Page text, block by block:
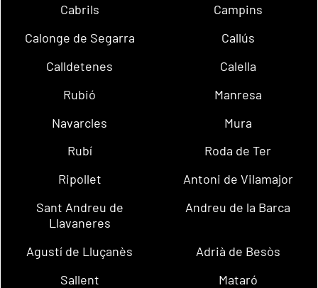
Cabrils
Campins
Calonge de Segarra
Callús
Calldetenes
Calella
Rubió
Manresa
Navarcles
Mura
Rubí
Roda de Ter
Ripollet
Antoni de Vilamajor
Sant Andreu de
Llavaneres
Andreu de la Barca
Agustí de Lluçanès
Adrià de Besòs
Sallent
Mataró